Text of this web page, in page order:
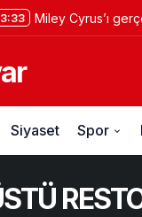
Miley Cyrus’ı
Siyaset Spor